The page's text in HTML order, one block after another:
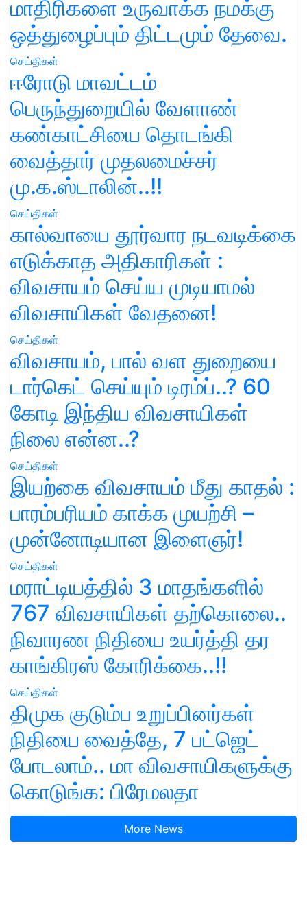
மாதிரிகளை உருவாக்க நமக்கு
ஒத்துழைப்பும் திட்டமும் தேவை.
செய்திகள்
ஈரோடு மாவட்டம்
பெருந்துறையில் வேளாண்
கண்காட்சியை தொடங்கி
வைத்தார் முதலமைச்சர்
மு.க.ஸ்டாலின்..!!
செய்திகள்
கால்வாயை தூர்வார நடவடிக்கை
எடுக்காத அதிகாரிகள் :
விவசாயம் செய்ய முடியாமல்
விவசாயிகள் வேதனை!
செய்திகள்
விவசாயம், பால் வள துறையை
டார்கெட் செய்யும் டிரம்ப்..? 60
கோடி இந்திய விவசாயிகள்
நிலை என்ன..?
செய்திகள்
இயற்கை விவசாயம் மீது காதல் :
பாரம்பரியம் காக்க முயற்சி –
முன்னோடியான இளைஞர்!
செய்திகள்
மராட்டியத்தில் 3 மாதங்களில்
767 விவசாயிகள் தற்கொலை..
நிவாரண நிதியை உயர்த்தி தர
காங்கிரஸ் கோரிக்கை..!!
செய்திகள்
திமுக குடும்ப உறுப்பினர்கள்
நிதியை வைத்தே, 7 பட்ஜெட்
போடலாம்.. மா விவசாயிகளுக்கு
கொடுங்க: பிரேமலதா
More News